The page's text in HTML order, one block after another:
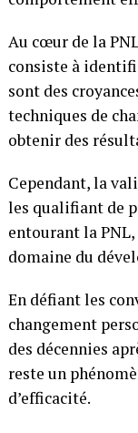
Au cœur de la
consiste à
sont des
techniques de
obtenir des
Cependant, la
les qualifiant de
entourant la
domaine du
En défiant les
changement
des décennies
reste un
d’efficacité.